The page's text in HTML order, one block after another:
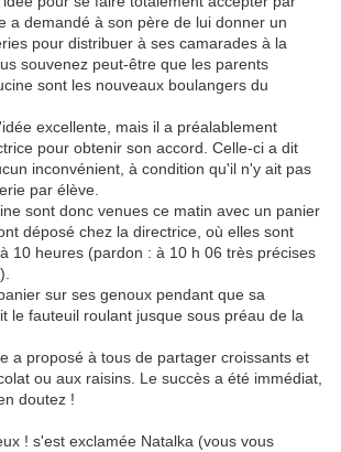
a demandé à son père de lui donner un
pour distribuer à ses camarades à la
souvenez peut-être que les parents
sont les nouveaux boulangers du
excellente, mais il a préalablement
pour obtenir son accord. Celle-ci a dit
inconvénient, à condition qu'il n'y ait pas
par élève.
sont donc venues ce matin avec un panier
déposé chez la directrice, où elles sont
10 heures (pardon : à 10 h 06 très précises
sur ses genoux pendant que sa
le fauteuil roulant jusque sous préau de la
a proposé à tous de partager croissants et
ou aux raisins. Le succès a été immédiat,
doutez !
! s'est exclamée Natalka (vous vous